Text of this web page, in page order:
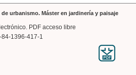
urbanismo. Máster en jardinería y paisaje
PDF acceso libre
84-1396-417-1